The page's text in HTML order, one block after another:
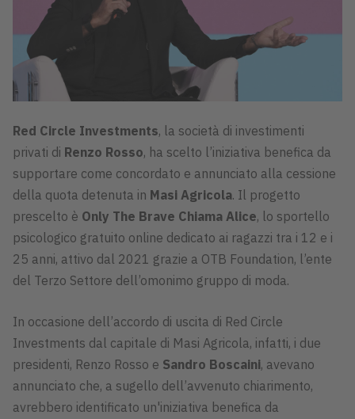
Red Circle Investments, la società di investimenti
privati di Renzo Rosso, ha scelto l’iniziativa benefica da
supportare come concordato e annunciato alla cessione
della quota detenuta in Masi Agricola. Il progetto
prescelto è Only The Brave Chiama Alice, lo sportello
psicologico gratuito online dedicato ai ragazzi tra i 12 e i
25 anni, attivo dal 2021 grazie a OTB Foundation, l’ente
del Terzo Settore dell’omonimo gruppo di moda.
In occasione dell’accordo di uscita di Red Circle
Investments dal capitale di Masi Agricola, infatti, i due
presidenti, Renzo Rosso e Sandro Boscaini, avevano
annunciato che, a sugello dell’avvenuto chiarimento,
avrebbero identificato un'iniziativa benefica da